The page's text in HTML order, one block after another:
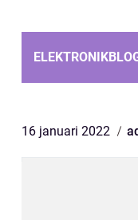
16 januari 2022